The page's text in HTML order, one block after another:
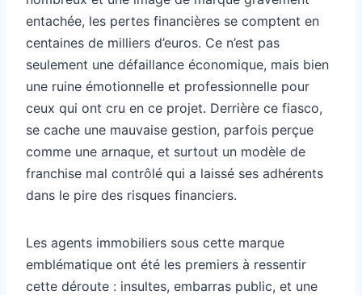
entachée, les pertes financières se comptent en
centaines de milliers d’euros. Ce n’est pas
seulement une défaillance économique, mais bien
une ruine émotionnelle et professionnelle pour
ceux qui ont cru en ce projet. Derrière ce fiasco,
se cache une mauvaise gestion, parfois perçue
comme une arnaque, et surtout un modèle de
franchise mal contrôlé qui a laissé ses adhérents
dans le pire des risques financiers.
Les agents immobiliers sous cette marque
emblématique ont été les premiers à ressentir
cette déroute : insultes, embarras public, et une